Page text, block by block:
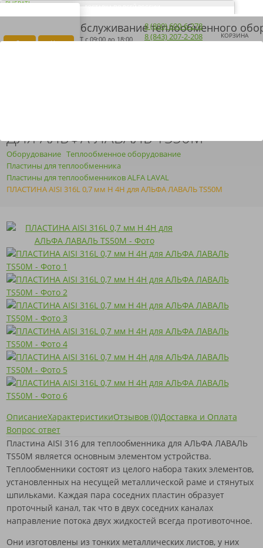
ВЫБРАТЬ
ВАШ ГОРОД ЭЛЬ-
Да НетПН-ПТс 09:00 до 18:00
8 (800) 600-6-278
8 (843) 207-2-208
КОРЗИНА
ДЛЯ АЛЬФА ЛАВАЛЬ TS50M
Оборудование Теплообменное оборудование
Пластины для теплообменника
Пластины для теплообменников ALFA LAVAL
ПЛАСТИНА AISI 316L 0,7 мм H 4H для АЛЬФА ЛАВАЛЬ TS50M
ОписаниеХарактеристикиОтзывов (0)Доставка и Оплата
Вопрос ответ
Пластина AISI 316 для теплообменника для АЛЬФА ЛАВАЛЬ
TS50M является основным элементом устройства.
Теплообменники состоят из целого набора таких элементов,
установленных на несущей металлической раме и стянутых
шпильками. Каждая пара соседних пластин образует
проточный канал, так что в двух соседних каналах
направление потока двух жидкостей всегда противоточное.
Они изготовлены из тонких металлических листов, у них